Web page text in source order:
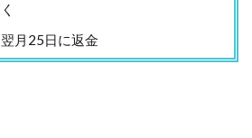
月25日に返金